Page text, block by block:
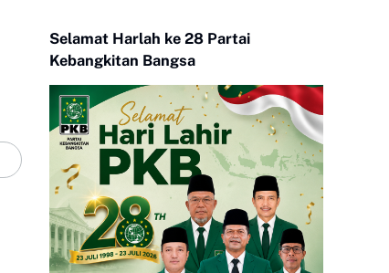
Selamat Harlah ke 28 Partai
Kebangkitan Bangsa